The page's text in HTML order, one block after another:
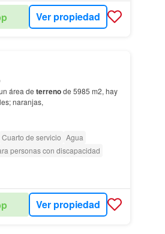
Ver propiedad
área de terrenode 5985 m2, hay
naranjas,
Cuarto de servicio Agua
personas con discapacidad
Ver propiedad